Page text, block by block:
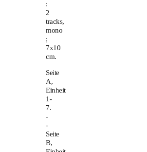
:
2
tracks,
mono
;
7x10
cm.
Seite
A,
Einheit
1-
7.
-
-
Seite
B,